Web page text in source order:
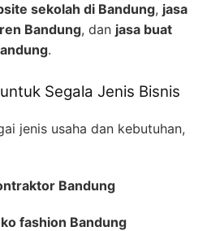
sekolah di Bandung, jasa
Bandung, dan jasa buat
.
Segala Jenis Bisnis
jenis usaha dan kebutuhan,
Bandung
fashion Bandung